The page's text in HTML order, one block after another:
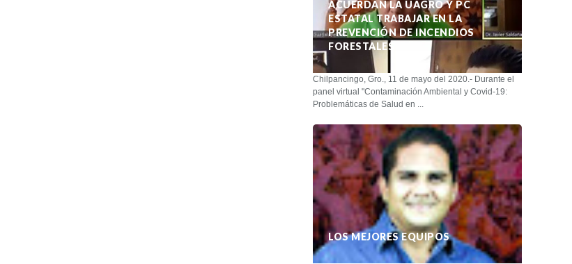
ACUERDAN LA UAGRO Y PC
ESTATAL TRABAJAR EN LA
PREVENCIÓN DE INCENDIOS
FORESTALES
Chilpancingo, Gro., 11 de mayo del 2020.- Durante el
panel virtual "Contaminación Ambiental y Covid-19:
Problemáticas de Salud en ...
LOS MEJORES EQUIPOS